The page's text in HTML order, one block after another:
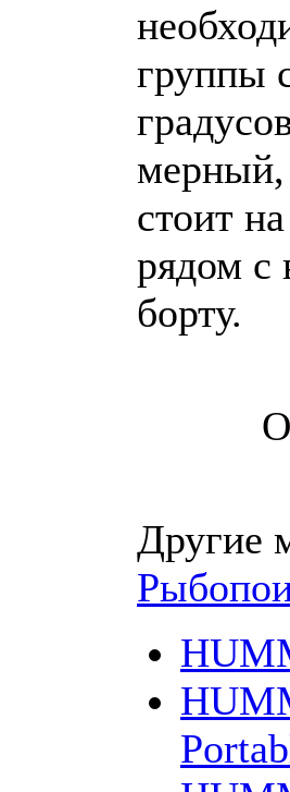
группы
мерный,
стоит
рядом с
борту.
Другие